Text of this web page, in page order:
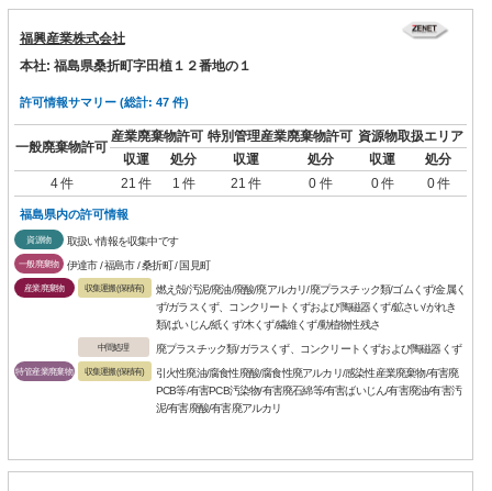
福興産業株式会社
本社: 福島県桑折町字田植１２番地の１
許可情報サマリー (総計: 47 件)
一般廃棄物許可
産業廃棄物許可 特別管理産業廃棄物許可 資源物取扱エリア
収運
処分 収運 処分 収運
処分
4 件
21 件 1 件 21 件 0 件 0 件 0 件
福島県内の許可情報
資源物 取扱い情報を収集中です
一般廃棄物 伊達市 / 福島市 / 桑折町 / 国見町
産業廃棄物 収集運搬(保積有)
燃え殻/汚泥/廃油/廃酸/廃アルカリ/廃プラスチック類/ゴムくず/金属く
ず/ガラスくず、コンクリートくずおよび陶磁器くず/鉱さい/がれき
類/ばいじん/紙くず/木くず/繊維くず/動植物性残さ
中間処理 廃プラスチック類/ガラスくず、コンクリートくずおよび陶磁器くず
特管産業廃棄物 収集運搬(保積有)
引火性廃油/腐食性廃酸/腐食性廃アルカリ/感染性産業廃棄物/有害廃
PCB等/有害PCB汚染物/有害廃石綿等/有害ばいじん/有害廃油/有害汚
泥/有害廃酸/有害廃アルカリ